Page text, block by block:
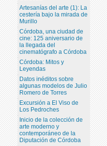
Artesanías del arte (1): La
cestería bajo la mirada de
Murillo
Córdoba, una ciudad de
cine: 125 aniversario de
la llegada del
cinematógrafo a Córdoba
Córdoba: Mitos y
Leyendas
Datos inéditos sobre
algunas modelos de Julio
Romero de Torres
Excursión a El Viso de
Los Pedroches
Inicio de la colección de
arte moderno y
contemporáneo de la
Diputación de Córdoba